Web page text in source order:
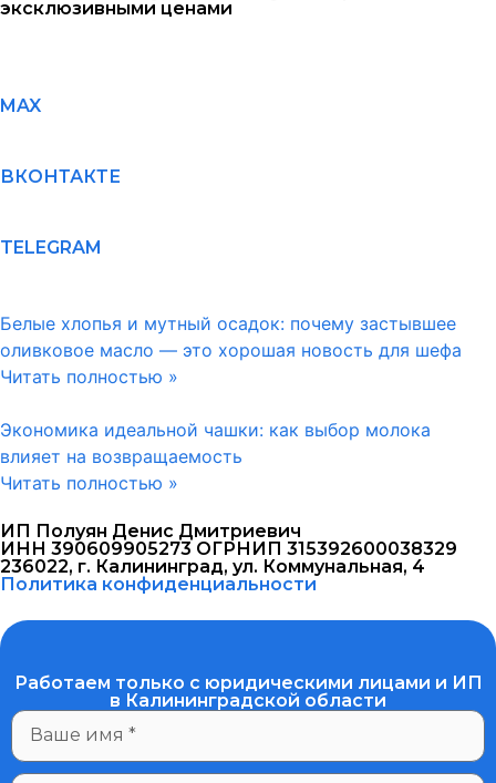
эксклюзивными ценами
MAX
ВКОНТАКТЕ
TELEGRAM
Белые хлопья и мутный осадок: почему застывшее
оливковое масло — это хорошая новость для шефа
Читать полностью »
Экономика идеальной чашки: как выбор молока
влияет на возвращаемость
Читать полностью »
ИП Полуян Денис Дмитриевич
ИНН 390609905273 ОГРНИП 315392600038329
236022, г. Калининград, ул. Коммунальная, 4
Политика конфиденциальности
Работаем только с юридическими лицами и ИП
в Калининградской области